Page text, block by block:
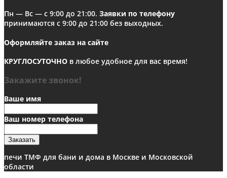
Пн — Вс — с 9:00 до 21:00. Заявки по телефону
принимаются с 9:00 до 21:00 без выходных.
Оформляйте заказ на сайте
КРУГЛОСУТОЧНО в любое удобное для вас время!
Закажите звонок!
Ваше имя
Ваш номер телефона
Заказать
печи ТМФ для бани и дома в Москве и Московской
области